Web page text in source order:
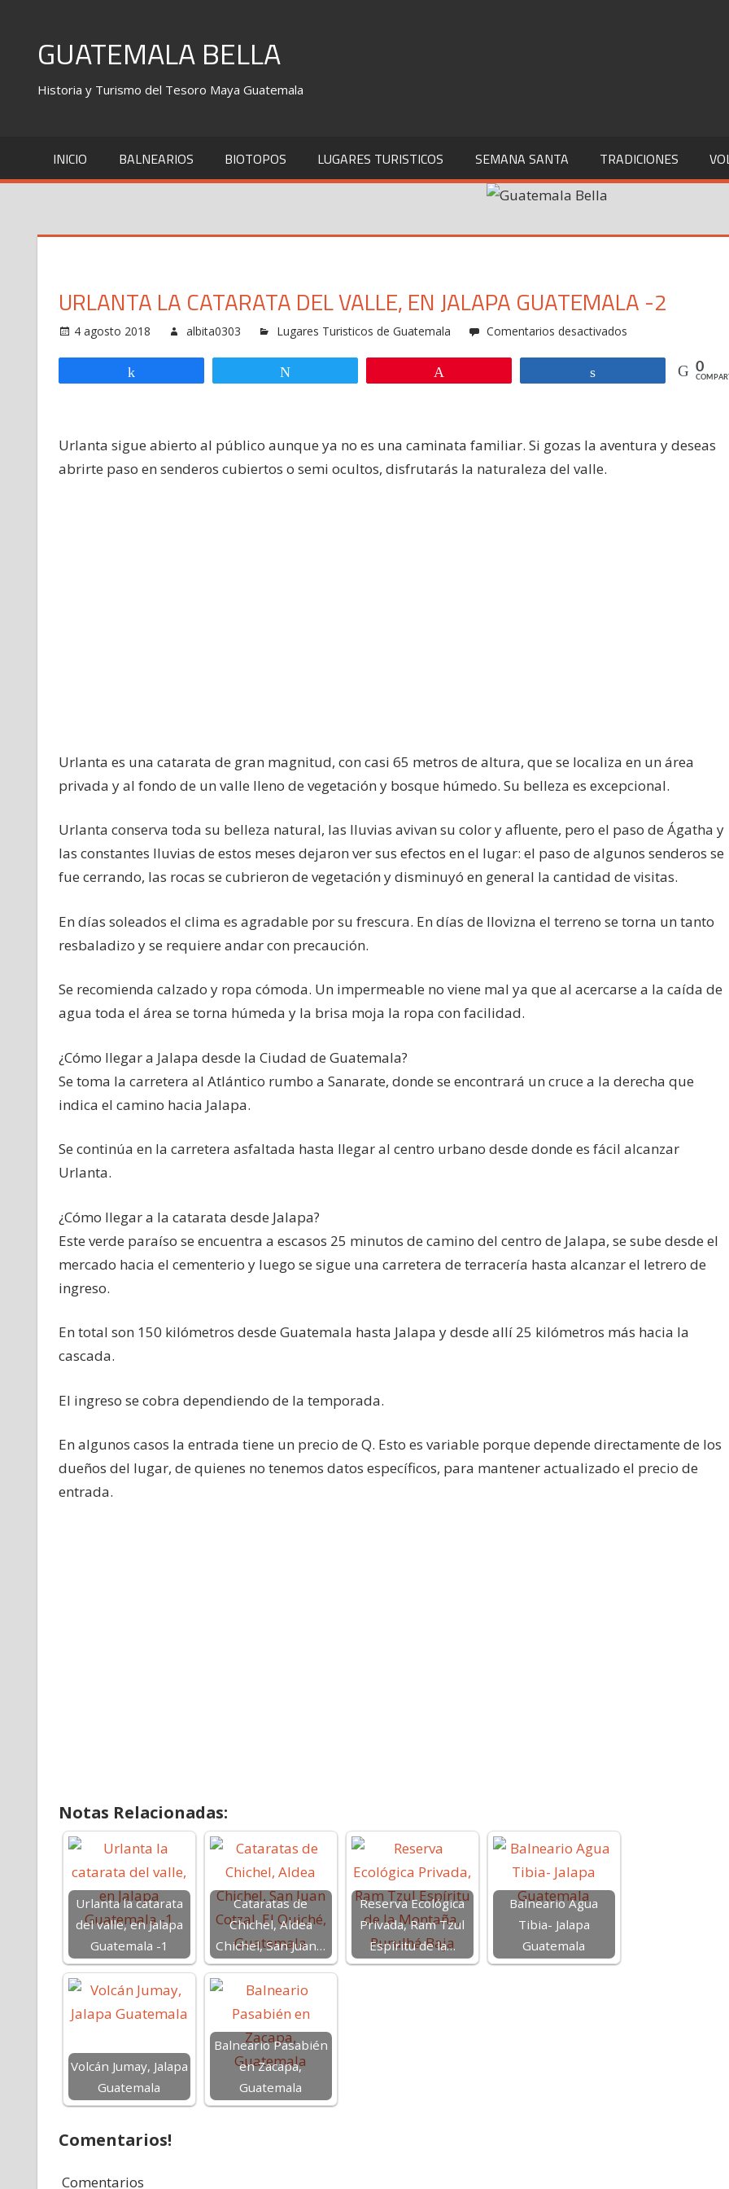
contentGUATEMALA BELLA
Historia y Turismo del Tesoro Maya Guatemala
INICIO BALNEARIOS BIOTOPOS LUGARES TURISTICOS SEMANA SANTA TRADICIONES
URLANTA LA CATARATA DEL VALLE, EN JALAPA GUATEMALA -2
4 agosto 2018 albita0303 Lugares Turisticos de Guatemala Comentarios desactivados
catarata
en
0
Urlanta sigue abierto al público aunque ya no es una caminata familiar. Si gozas la aventura y deseas
abrirte paso en senderos cubiertos o semi ocultos, disfrutarás la naturaleza del valle.
Urlanta es una catarata de gran magnitud, con casi 65 metros de altura, que se localiza en un área
privada y al fondo de un valle lleno de vegetación y bosque húmedo. Su belleza es excepcional.
Urlanta conserva toda su belleza natural, las lluvias avivan su color y afluente, pero el paso de Ágatha y
las constantes lluvias de estos meses dejaron ver sus efectos en el lugar: el paso de algunos senderos se
fue cerrando, las rocas se cubrieron de vegetación y disminuyó en general la cantidad de visitas.
En días soleados el clima es agradable por su frescura. En días de llovizna el terreno se torna un tanto
resbaladizo y se requiere andar con precaución.
Se recomienda calzado y ropa cómoda. Un impermeable no viene mal ya que al acercarse a la caída de
agua toda el área se torna húmeda y la brisa moja la ropa con facilidad.
¿Cómo llegar a Jalapa desde la Ciudad de Guatemala?
Se toma la carretera al Atlántico rumbo a Sanarate, donde se encontrará un cruce a la derecha que
indica el camino hacia Jalapa.
Se continúa en la carretera asfaltada hasta llegar al centro urbano desde donde es fácil alcanzar
Urlanta.
¿Cómo llegar a la catarata desde Jalapa?
Este verde paraíso se encuentra a escasos 25 minutos de camino del centro de Jalapa, se sube desde el
mercado hacia el cementerio y luego se sigue una carretera de terracería hasta alcanzar el letrero de
ingreso.
En total son 150 kilómetros desde Guatemala hasta Jalapa y desde allí 25 kilómetros más hacia la
cascada.
El ingreso se cobra dependiendo de la temporada.
En algunos casos la entrada tiene un precio de Q. Esto es variable porque depende directamente de los
dueños del lugar, de quienes no tenemos datos específicos, para mantener actualizado el precio de
entrada.
Notas Relacionadas:
Urlanta la catarata
del valle, en Jalapa
Guatemala -1
Cataratas de
Chichel, Aldea
Chichel, San Juan…
Reserva Ecológica
Privada, Ram Tzul
Espíritu de la…
Balneario Agua
Tibia- Jalapa
Guatemala
Volcán Jumay, Jalapa
Guatemala
Balneario Pasabién
en Zacapa,
Guatemala
Comentarios!
Comentarios